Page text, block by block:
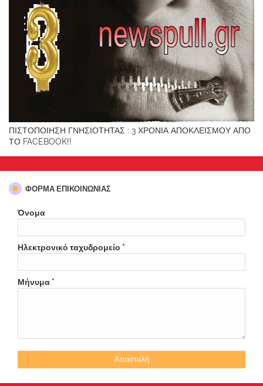
ΠΙΣΤΟΠΟΙΗΣΗ ΓΝΗΣΙΟΤΗΤΑΣ : 3 ΧΡΟΝΙΑ ΑΠΟΚΛΕΙΣΜΟΥ ΑΠΟ
ΤΟ FACEBOOK!!
ΦΌΡΜΑ ΕΠΙΚΟΙΝΩΝΊΑΣ
Όνομα
Ηλεκτρονικό ταχυδρομείο *
Μήνυμα *